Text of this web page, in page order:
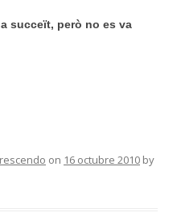
succeït, però no es va
on 16 octubre 2010 by